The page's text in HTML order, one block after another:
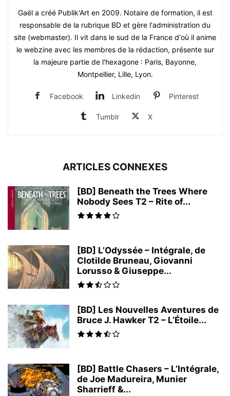
Gaël a créé Publik'Art en 2009. Notaire de formation, il est
responsable de la rubrique BD et gère l'administration du
site (webmaster). Il vit dans le sud de la France d'où il anime
le webzine avec les membres de la rédaction, présente sur
la majeure partie de l'hexagone : Paris, Bayonne,
Montpellier, Lille, Lyon.
Facebook Linkedin Pinterest
Tumblr X
ARTICLES CONNEXES
[BD] Beneath the Trees Where
Nobody Sees T2 – Rite of...
[BD] L’Odyssée – Intégrale, de
Clotilde Bruneau, Giovanni
Lorusso & Giuseppe...
[BD] Les Nouvelles Aventures de
Bruce J. Hawker T2 – L’Étoile...
[BD] Battle Chasers – L’Intégrale,
de Joe Madureira, Munier
Sharrieff &...